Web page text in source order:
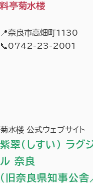
料亭菊水楼
📍奈良市高畑町1130
📞0742-23-2001
菊水楼 公式ウェブサイト
紫翠（しすい） ラグ
ル 奈良
（旧奈良県知事公舎